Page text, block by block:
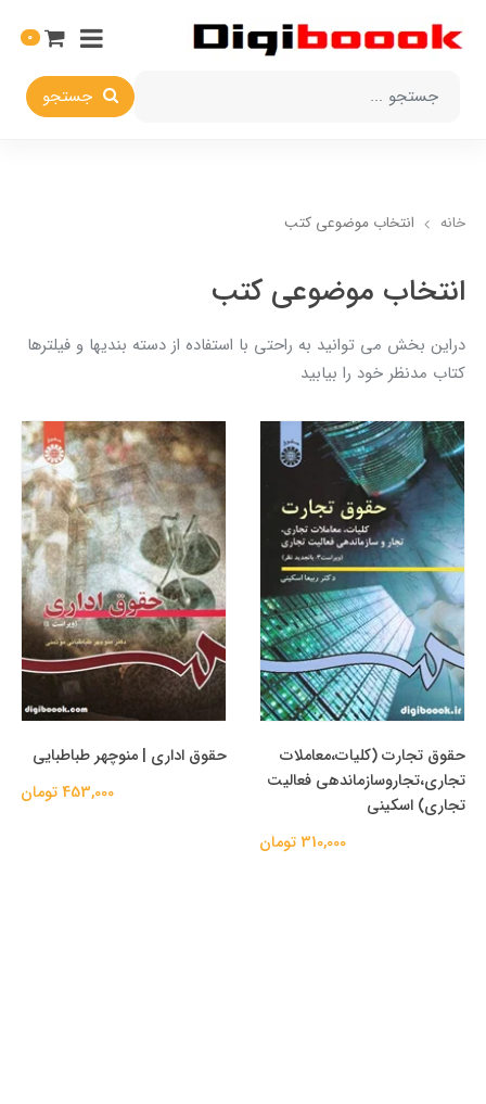
جستجو
0
خانه انتخاب​ موضوعي​ کتب
انتخاب​ موضوعي​ کتب
دراين بخش مي توانيد به راحتي با استفاده از دسته بنديها و فيلترها
کتاب مدنظر خود را بيابيد
حقوق تجارت (کلیات،معاملات
تجاری،تجاروسازماندهی فعالیت
تجاری) اسکینی
310,000 تومان
حقوق اداری | منوچهر طباطبایی
453,000 تومان